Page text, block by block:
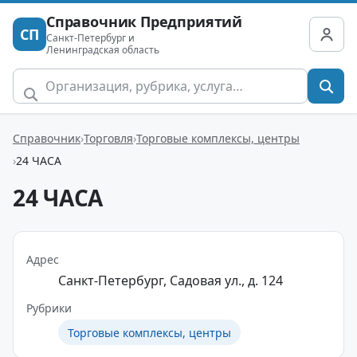
СП
Справочник Предприятий
Санкт-Петербург и
Ленинградская область
Справочник Торговля Торговые комплексы, центры
24 ЧАСА
24 ЧАСА
Адрес
Санкт-Петербург, Садовая ул., д. 124
Рубрики
Торговые комплексы, центры